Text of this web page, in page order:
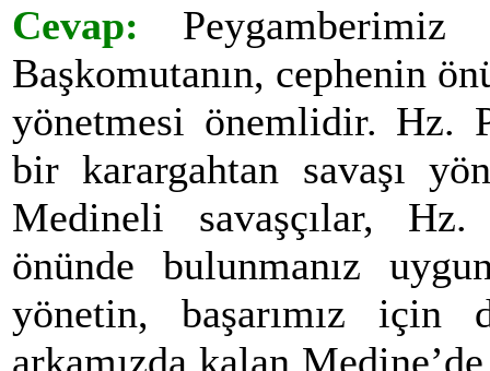
Cevap: Peygamberimiz
Başkomutanın, cephenin
yönetmesi önemlidir. Hz.
bir karargahtan savaşı
Medineli savaşçılar, Hz.
önünde bulunmanız
yönetin, başarımız
arkamızda kalan